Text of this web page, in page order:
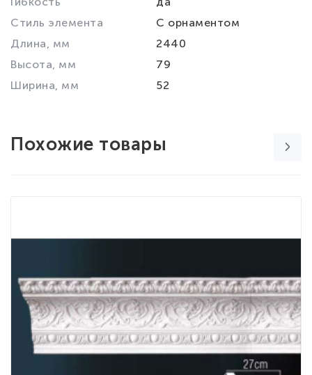
Стиль элемента
С орнаментом
Длина, мм
2440
Высота, мм
79
Ширина, мм
52
Похожие товары